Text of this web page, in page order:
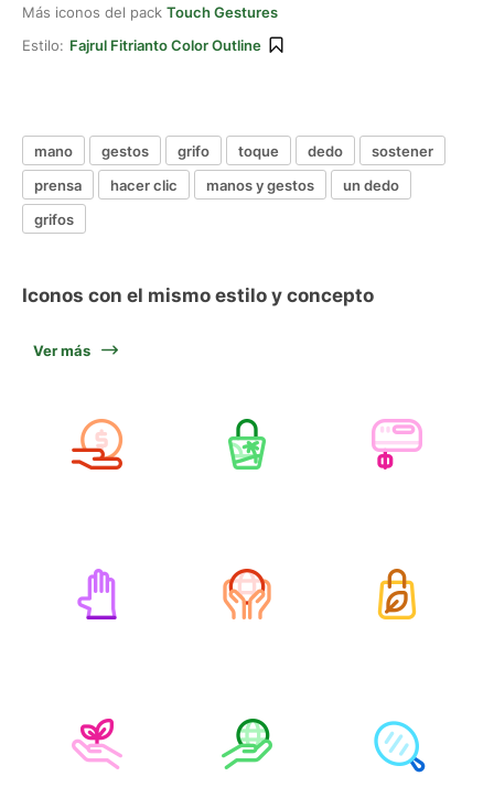
Más iconos del pack Touch Gestures
Estilo: Fajrul Fitrianto Color Outline
mano gestos grifo toque dedo
sostener
prensa
hacer clic manos y gestos
un dedo
grifos
Iconos con el mismo estilo y concepto
Ver más